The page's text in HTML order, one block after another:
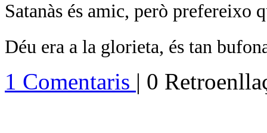
Satanàs és amic, però prefereixo
Déu era a la glorieta, és tan
1 Comentaris | 0